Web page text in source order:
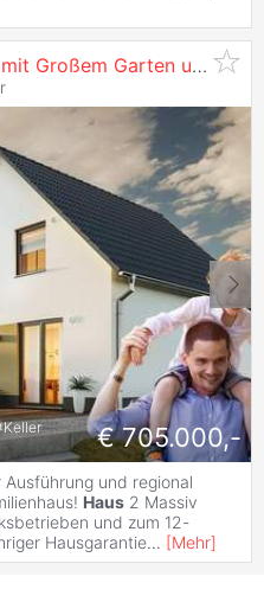
Ländliches Einfamilienhaus mit Großem Garten und Moderner Ausstattung!
Keller
€ 705.000,-
und regional
Haus 2 Massiv
und zum 12-
Hausgarantie... [Mehr]